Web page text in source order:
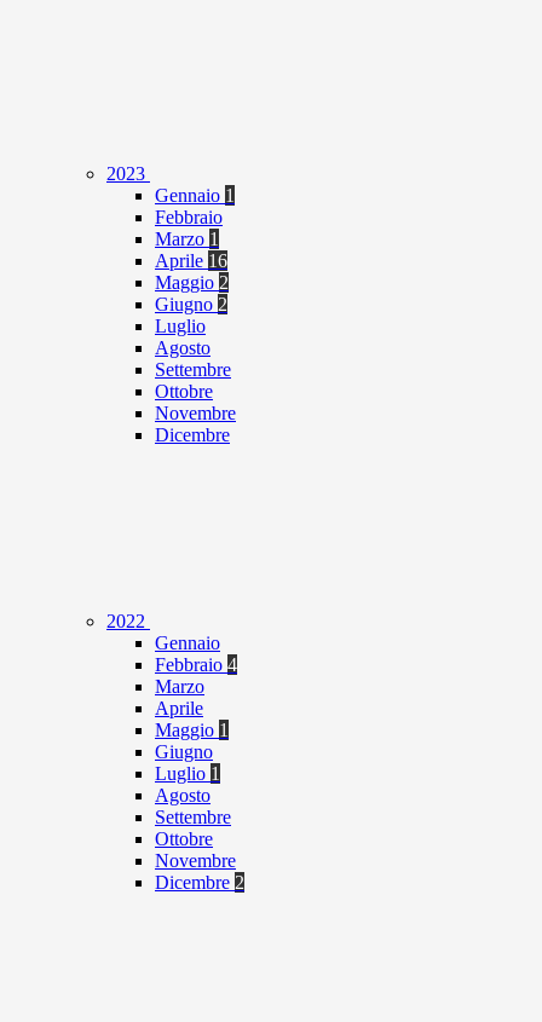
2023
Gennaio 1
Febbraio
Marzo 1
Aprile 16
Maggio 2
Giugno 2
Luglio
Agosto
Settembre
Ottobre
Novembre
Dicembre
2022
Gennaio
Febbraio 4
Marzo
Aprile
Maggio 1
Giugno
Luglio 1
Agosto
Settembre
Ottobre
Novembre
Dicembre 2